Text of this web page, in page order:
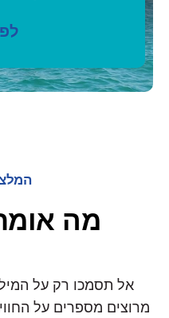
מה
אל תסמכו רק על
מרוצים מספרים על